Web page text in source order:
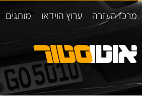
מרכז העזרה ערוץ הוידאו מותגים